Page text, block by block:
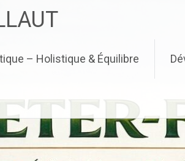
– Holistique & Équilibre